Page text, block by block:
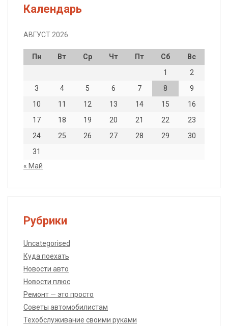
Календарь
АВГУСТ 2026
Пн Вт Ср Чт Пт Сб
Вс
1
2
3
4 5 6 7 8
9
10
11 12 13 14 15
16
17
18 19 20 21 22
23
24
25 26 27 28 29
30
31
« Май
Рубрики
Uncategorised
Куда поехать
Новости авто
Новости плюс
Ремонт — это просто
Советы автомобилистам
Техобслуживание своими руками